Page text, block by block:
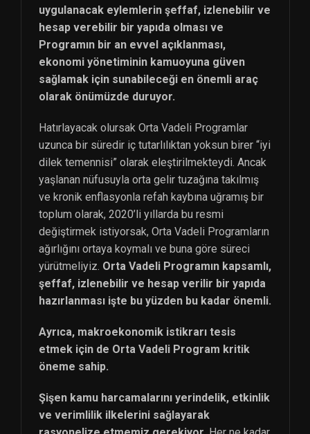
uygulanacak eylemlerin şeffaf, izlenebilir ve
hesap verebilir bir yapıda olması ve
Programın bir an evvel açıklanması,
ekonomi yönetiminin kamuoyuna güven
sağlamak için sunabileceği en önemli araç
olarak önümüzde duruyor.
Hatırlayacak olursak Orta Vadeli Programlar
uzunca bir süredir iç tutarlılıktan yoksun birer “iyi
dilek temennisi” olarak eleştirilmekteydi. Ancak
yaşlanan nüfusuyla orta gelir tuzağına takılmış
ve kronik enflasyonla refah kaybına uğramış bir
toplum olarak, 2020’li yıllarda bu resmi
değiştirmek istiyorsak, Orta Vadeli Programların
ağırlığını ortaya koymalı ve buna göre süreci
yürütmeliyiz. Orta Vadeli Programın kapsamlı,
şeffaf, izlenebilir ve hesap verilir bir yapıda
hazırlanması işte bu yüzden bu kadar önemli.
Ayrıca, makroekonomik istikrarı tesis
etmek için de Orta Vadeli Program kritik
öneme sahip.
Şişen kamu harcamalarını yerindelik, etkinlik
ve verimlilik ilkelerini sağlayarak